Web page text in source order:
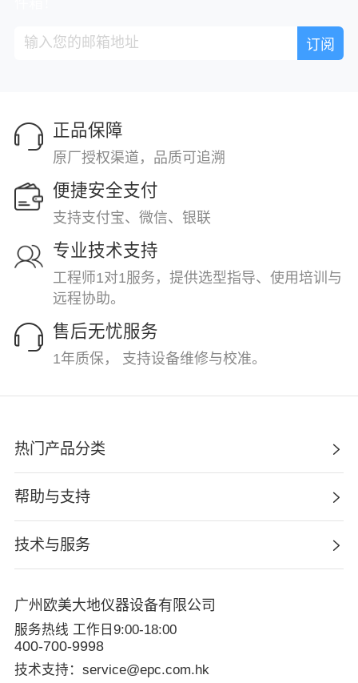
正品保障
原厂授权渠道，品质可追溯
便捷安全支付
支持支付宝、微信、银联
专业技术支持
工程师1对1服务，提供选型指导、使用培训与
远程协助。
售后无忧服务
1年质保， 支持设备维修与校准。
热门产品分类
帮助与支持
技术与服务
广州欧美大地仪器设备有限公司
服务热线 工作日9:00-18:00
400-700-9998
技术支持：service@epc.com.hk